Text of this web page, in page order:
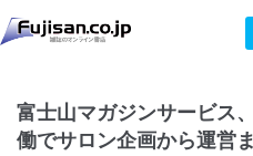
富士山マガジンサービス
働でサロン企画から運営